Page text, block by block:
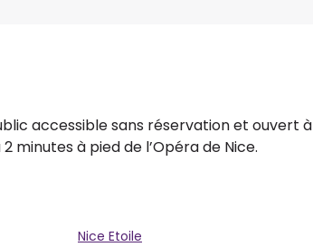
accessible sans réservation et ouvert à
minutes à pied de l’Opéra de Nice.
Nice Etoile